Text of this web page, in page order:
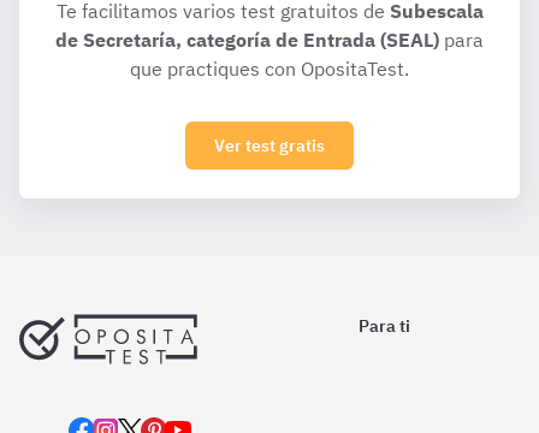
Te facilitamos varios test gratuitos de Subescala
de Secretaría, categoría de Entrada (SEAL) para
que practiques con OpositaTest.
Ver test gratis
Para ti